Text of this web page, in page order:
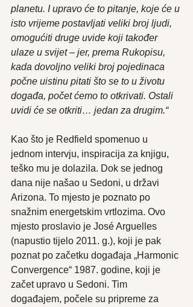
planetu. I upravo će to pitanje, koje će u
isto vrijeme postavljati veliki broj ljudi,
omogućiti druge uvide koji također
ulaze u svijet – jer, prema Rukopisu,
kada dovoljno veliki broj pojedinaca
počne uistinu pitati što se to u životu
događa, počet ćemo to otkrivati. Ostali
uvidi će se otkriti… jedan za drugim.“
Kao što je Redfield spomenuo u
jednom intervju, inspiracija za knjigu,
teško mu je dolazila. Dok se jednog
dana nije našao u Sedoni, u državi
Arizona. To mjesto je poznato po
snažnim energetskim vrtlozima. Ovo
mjesto proslavio je José Arguelles
(napustio tijelo 2011. g.), koji je pak
poznat po začetku događaja „Harmonic
Convergence“ 1987. godine, koji je
začet upravo u Sedoni. Tim
događajem, počele su pripreme za